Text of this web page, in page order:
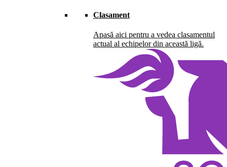
Clasament
Apasă aici pentru a vedea clasamentul
actual al echipelor din această ligă.